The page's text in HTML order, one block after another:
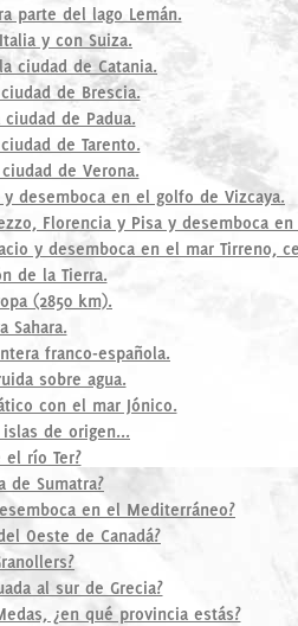
parte del lago Lemán.
y con Suiza.
ciudad de Catania.
de Brescia.
de Padua.
de Tarento.
de Verona.
desemboca en el golfo de Vizcaya.
Florencia y Pisa y desemboca en
y desemboca en el mar Tirreno,
de la Tierra.
(2850 km).
Sahara.
franco-española.
sobre agua.
con el mar Jónico.
de origen...
el río Ter?
de Sumatra?
en el Mediterráneo?
Oeste de Canadá?
al sur de Grecia?
¿en qué provincia estás?